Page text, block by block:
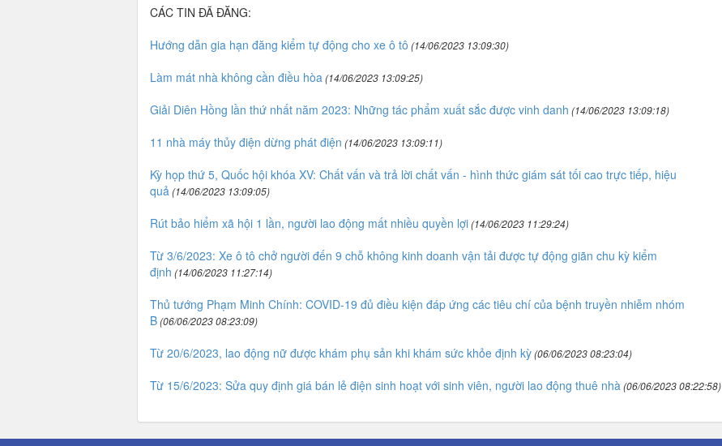
CÁC TIN ĐÃ ĐĂNG:
Hướng dẫn gia hạn đăng kiểm tự động cho xe ô tô (14/06/2023 13:09:30)
Làm mát nhà không cần điều hòa (14/06/2023 13:09:25)
Giải Diên Hồng lần thứ nhất năm 2023: Những tác phẩm xuất sắc được vinh danh (14/06/2023 13:09:18)
11 nhà máy thủy điện dừng phát điện (14/06/2023 13:09:11)
Kỳ họp thứ 5, Quốc hội khóa XV: Chất vấn và trả lời chất vấn - hình thức giám sát tối cao trực tiếp, hiệu
quả (14/06/2023 13:09:05)
Rút bảo hiểm xã hội 1 lần, người lao động mất nhiều quyền lợi(14/06/2023 11:29:24)
Từ 3/6/2023: Xe ô tô chở người đến 9 chỗ không kinh doanh vận tải được tự động giãn chu kỳ kiểm
định (14/06/2023 11:27:14)
Thủ tướng Phạm Minh Chính: COVID-19 đủ điều kiện đáp ứng các tiêu chí của bệnh truyền nhiễm nhóm
B(06/06/2023 08:23:09)
Từ 20/6/2023, lao động nữ được khám phụ sản khi khám sức khỏe định kỳ(06/06/2023 08:23:04)
Từ 15/6/2023: Sửa quy định giá bán lẻ điện sinh hoạt với sinh viên, người lao động thuê nhà (06/06/2023 08:22:58)